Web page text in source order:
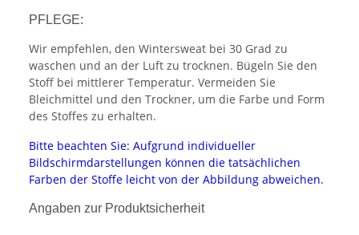
PFLEGE:
Wir empfehlen, den Wintersweat bei 30 Grad zu
waschen und an der Luft zu trocknen. Bügeln Sie den
Stoff bei mittlerer Temperatur. Vermeiden Sie
Bleichmittel und den Trockner, um die Farbe und Form
des Stoffes zu erhalten.
Bitte beachten Sie: Aufgrund individueller
Bildschirmdarstellungen können die tatsächlichen
Farben der Stoffe leicht von der Abbildung abweichen.
Angaben zur Produktsicherheit